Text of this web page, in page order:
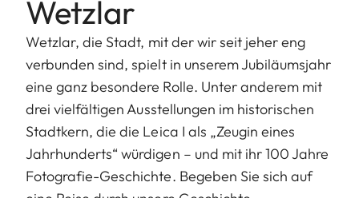
Wetzlar
Wetzlar, die Stadt, mit der wir seit jeher eng
verbunden sind, spielt in unserem Jubiläumsjahr
eine ganz besondere Rolle. Unter anderem mit
drei vielfältigen Ausstellungen im historischen
Stadtkern, die die Leica I als „Zeugin eines
Jahrhunderts“ würdigen – und mit ihr 100 Jahre
Fotografie-Geschichte. Begeben Sie sich auf